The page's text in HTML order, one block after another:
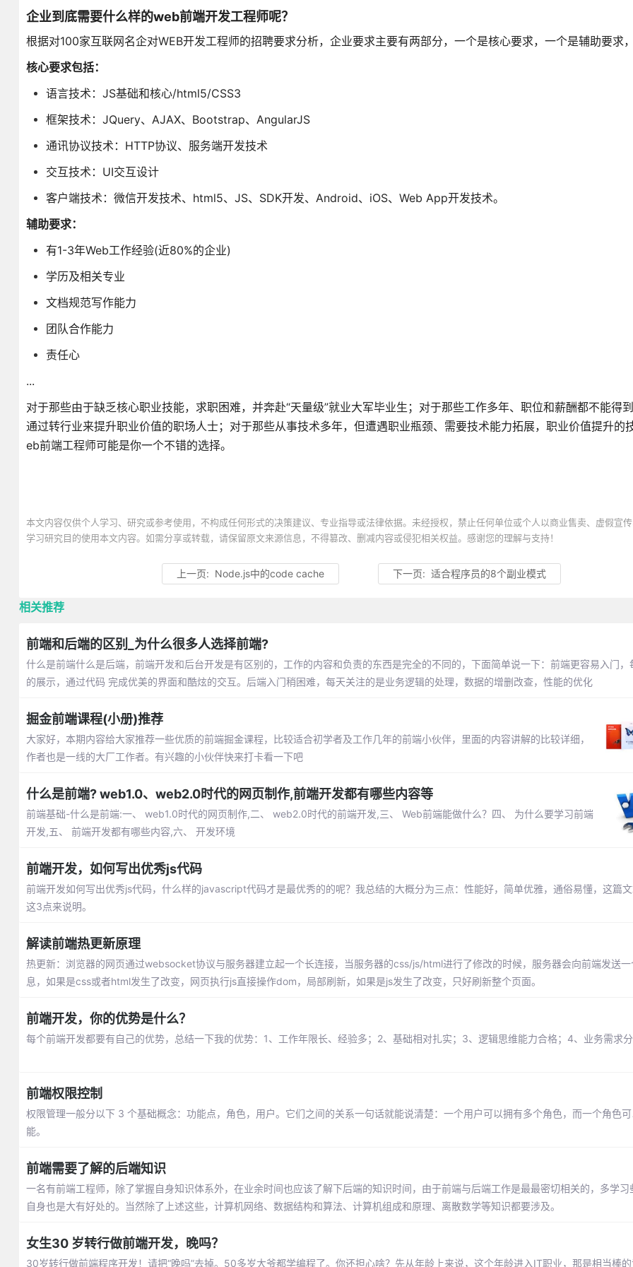
企业到底需要什么样的web前端开发工程师呢？
根据对100家互联网名企对WEB开发工程师的招聘要求分析，企业要求主要有两部分，一个是核心要求，一个是辅助要求
核心要求包括：
语言技术：JS基础和核心/html5/CSS3
框架技术：JQuery、AJAX、Bootstrap、AngularJS
通讯协议技术：HTTP协议、服务端开发技术
交互技术：UI交互设计
客户端技术：微信开发技术、html5、JS、SDK开发、Android、iOS、Web App开发技术。
辅助要求：
有1-3年Web工作经验(近80%的企业)
学历及相关专业
文档规范写作能力
团队合作能力
责任心
...
对于那些由于缺乏核心职业技能，求职困难，并奔赴“天量级”就业大军毕业生；对于那些工作多年、职位和薪酬都不能得
通过转行业来提升职业价值的职场人士；对于那些从事技术多年，但遭遇职业瓶颈、需要技术能力拓展，职业价值提升的
eb前端工程师可能是你一个不错的选择。
本文内容仅供个人学习、研究或参考使用，不构成任何形式的决策建议、专业指导或法律依据。未经授权，禁止任何单位或个人以商业售卖、虚假宣
学习研究目的使用本文内容。如需分享或转载，请保留原文来源信息，不得篡改、删减内容或侵犯相关权益。感谢您的理解与支持！
上一页: Node.js中的code cache 下一页:适合程序员的8个副业模式
相关推荐
前端和后端的区别_为什么很多人选择前端?
什么是前端什么是后端，前端开发和后台开发是有区别的，工作的内容和负责的东西是完全的不同的，下面简单说一下：前端更容易入门，
的展示，通过代码 完成优美的界面和酷炫的交互。后端入门稍困难，每天关注的是业务逻辑的处理，数据的增删改查，性能的优化
掘金前端课程(小册)推荐
大家好，本期内容给大家推荐一些优质的前端掘金课程，比较适合初学者及工作几年的前端小伙伴，里面的内容讲解的比较详细，
作者也是一线的大厂工作者。有兴趣的小伙伴快来打卡看一下吧
什么是前端? web1.0、web2.0时代的网页制作,前端开发都有哪些内容等
前端基础-什么是前端:一、 web1.0时代的网页制作,二、 web2.0时代的前端开发,三、 Web前端能做什么？四、 为什么要学习前端
开发,五、 前端开发都有哪些内容,六、 开发环境
前端开发，如何写出优秀js代码
前端开发如何写出优秀js代码，什么样的javascript代码才是最优秀的的呢？我总结的大概分为三点：性能好，简单优雅，通俗易懂，这篇
这3点来说明。
解读前端热更新原理
热更新：浏览器的网页通过websocket协议与服务器建立起一个长连接，当服务器的css/js/html进行了修改的时候，服务器会向前端发送
息，如果是css或者html发生了改变，网页执行js直接操作dom，局部刷新，如果是js发生了改变，只好刷新整个页面。
前端开发，你的优势是什么？
每个前端开发都要有自己的优势，总结一下我的优势：1、工作年限长、经验多；2、基础相对扎实；3、逻辑思维能力合格；4、业务需求
前端权限控制
权限管理一般分以下 3 个基础概念：功能点，角色，用户。它们之间的关系一句话就能说清楚：一个用户可以拥有多个角色，而一个角色
能。
前端需要了解的后端知识
一名有前端工程师，除了掌握自身知识体系外，在业余时间也应该了解下后端的知识时间，由于前端与后端工作是最最密切相关的，多学习
自身也是大有好处的。当然除了上述这些，计算机网络、数据结构和算法、计算机组成和原理、离散数学等知识都要涉及。
女生30 岁转行做前端开发，晚吗？
30岁转行做前端程序开发！请把“晚吗”去掉。50多岁大爷都学编程了。你还担心啥？先从年龄上来说，这个年龄进入IT职业，那是相当棒